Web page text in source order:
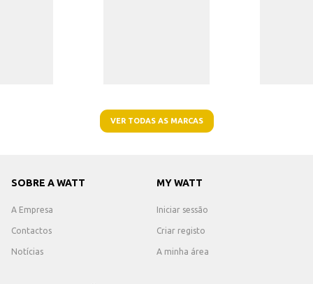
VER TODAS AS MARCAS
SOBRE A WATT
A Empresa
Contactos
Notícias
MY WATT
Iniciar sessão
Criar registo
A minha área